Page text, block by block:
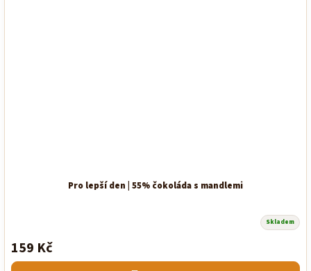
Pro lepší den | 55% čokoláda s mandlemi
Skladem
159 Kč